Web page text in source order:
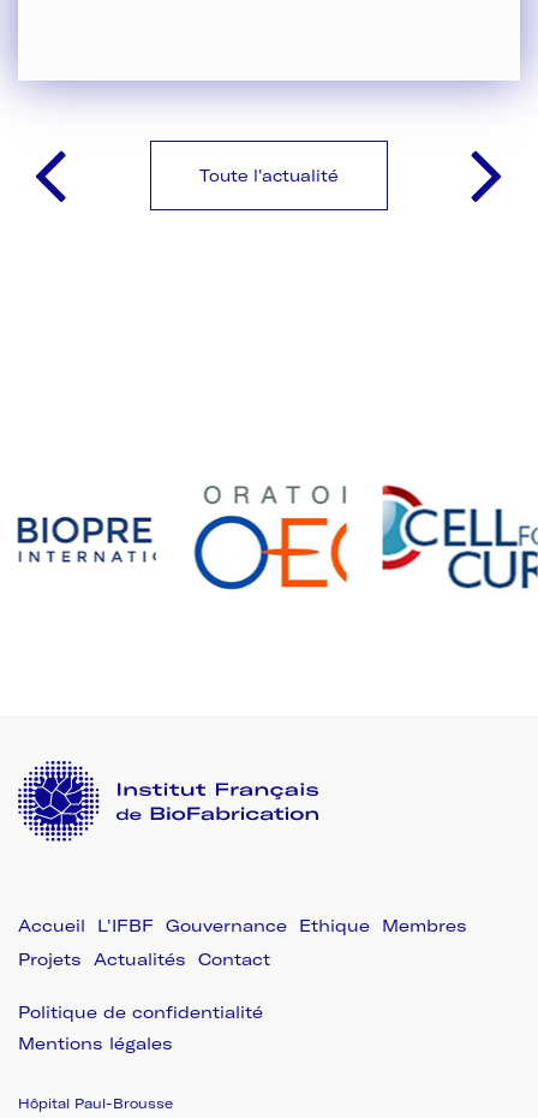
Toute l'actualité
L'IFBF Gouvernance Ethique
Membres
Projets
Actualités Contact
Politique de confidentialité
Mentions légales
Hôpital Paul-Brousse